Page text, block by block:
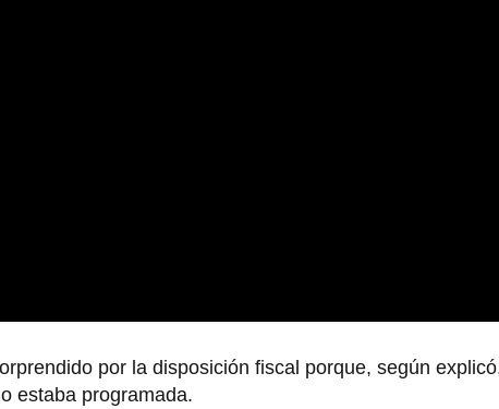
por la disposición fiscal porque, según
estaba programada.